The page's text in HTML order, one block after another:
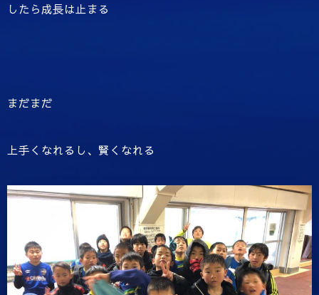
したら成長は止まる
まだまだ
上手くなれるし、賢くなれる